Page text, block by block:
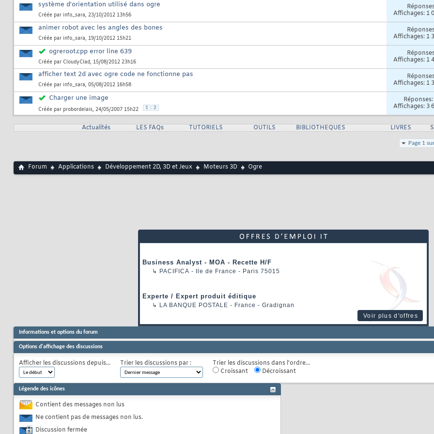
système d'orientation utilisé dans ogre
Créée par info_sara, 23/10/2012 13h56
Affichages: 1
animer robot avec les angles des bones
Créée par info_sara, 19/10/2012 15h21
Affichages: 1
ogreroot.cpp error line 639
Créée par CloudyClad, 15/08/2012 23h16
Affichages: 1
afficher text 2d avec ogre code ne fonctionne pas
Créée par info_sara, 05/08/2012 16h58
Affichages: 1
Charger une image
Créée par probordelais, 24/05/2007 15h22 1 2
Affichages: 3
Actualités LES FAQs TUTORIELS OUTILS BIBLIOTHEQUES LIVRES
Page 1
Forum Applications Développement 2D, 3D et Jeux Moteurs 3D Ogre
Business Analyst - MOA - Recette H/F
↳ PACIFICA - Ile de France - Paris 75015
Experte / Expert produit éditique
↳ LA BANQUE POSTALE - France - Gradignan
Voir plus d'offres
Informations et options du forum
Options d'affichage des discussions
Afficher les discussions depuis... Trier les discussions par :
Trier les discussions dans l'ordre...
Croissant
Décroissant
Légende des icônes
Contient des messages non lus
Ne contient pas de messages non lus.
Discussion fermée